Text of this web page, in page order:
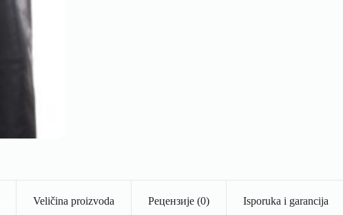
Veličina proizvoda Рецензије (0) Isporuka i garancija